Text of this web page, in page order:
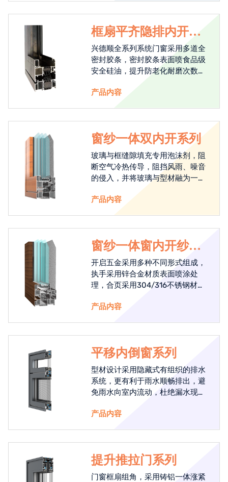
框扇平齐隐排内开系
列
兴德顺全系列系统门窗采用多道全
密封胶条，密封胶条表面喷食品级
安全硅油，提升防老化耐磨次数超
用粘接技术或一体焊接技术，有效
产品内容
窗纱一体双内开系列
玻璃与框缝隙填充专用泡沫剂，阻
断空气冷热传导，阻挡风雨、噪音
的侵入，并将玻璃与型材融为一
体，加强整窗抗风压性能、提升整
窗保温性能，安全密封性能。
产品内容
窗纱一体窗内开纱外
开系列
开启五金采用多种不同形式组成，
执手采用锌合金材质表面喷涂处
理，合页采用304/316不锈钢材质
达到5万次以上。
产品内容
平移内倒窗系列
型材设计采用隐藏式有组织的排水
系统，更有利于雨水顺畅排出，避
免雨水向室内流动，杜绝漏水现象
产品内容
提升推拉门系列
门窗框扇组角，采用铸铝一体涨紧